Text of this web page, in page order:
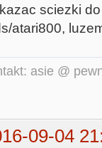
sciezki
atari800,
asie @
09-04